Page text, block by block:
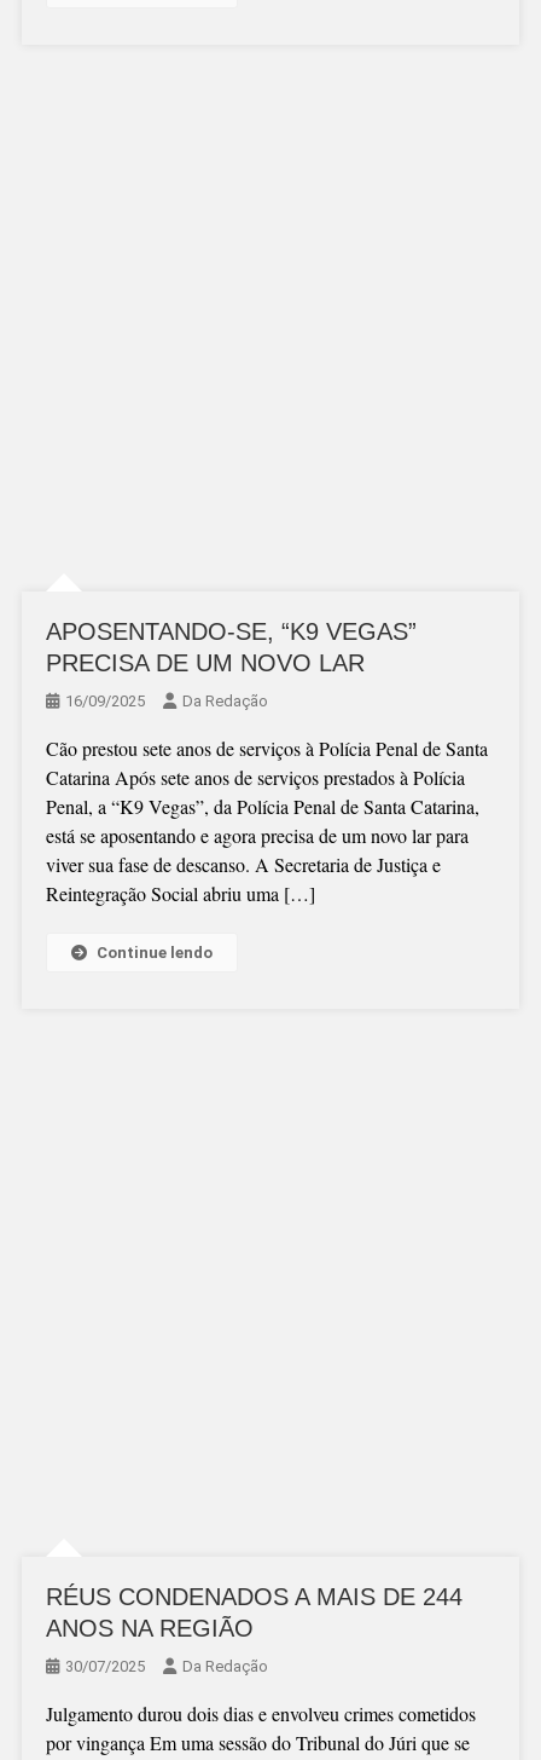
APOSENTANDO-SE, “K9 VEGAS”
PRECISA DE UM NOVO LAR
16/09/2025 Da Redação
Cão prestou sete anos de serviços à Polícia Penal de Santa
Catarina Após sete anos de serviços prestados à Polícia
Penal, a “K9 Vegas”, da Polícia Penal de Santa Catarina,
está se aposentando e agora precisa de um novo lar para
viver sua fase de descanso. A Secretaria de Justiça e
Reintegração Social abriu uma […]
Continue lendo
RÉUS CONDENADOS A MAIS DE 244
ANOS NA REGIÃO
30/07/2025 Da Redação
Julgamento durou dois dias e envolveu crimes cometidos
por vingança Em uma sessão do Tribunal do Júri que se